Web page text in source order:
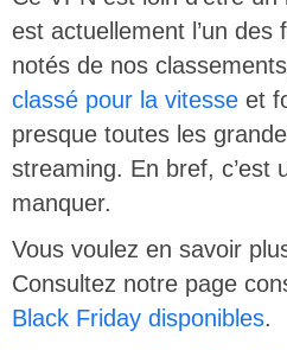
est actuellement l’un des
notés de nos
classé pour la vitesse et
presque toutes les
streaming. En bref, c’est
manquer.
Vous voulez en savoir
Consultez notre page
Black Friday disponibles.